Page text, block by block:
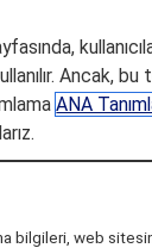
Bilgileri
Ancak,
ANA
bilgileri, web